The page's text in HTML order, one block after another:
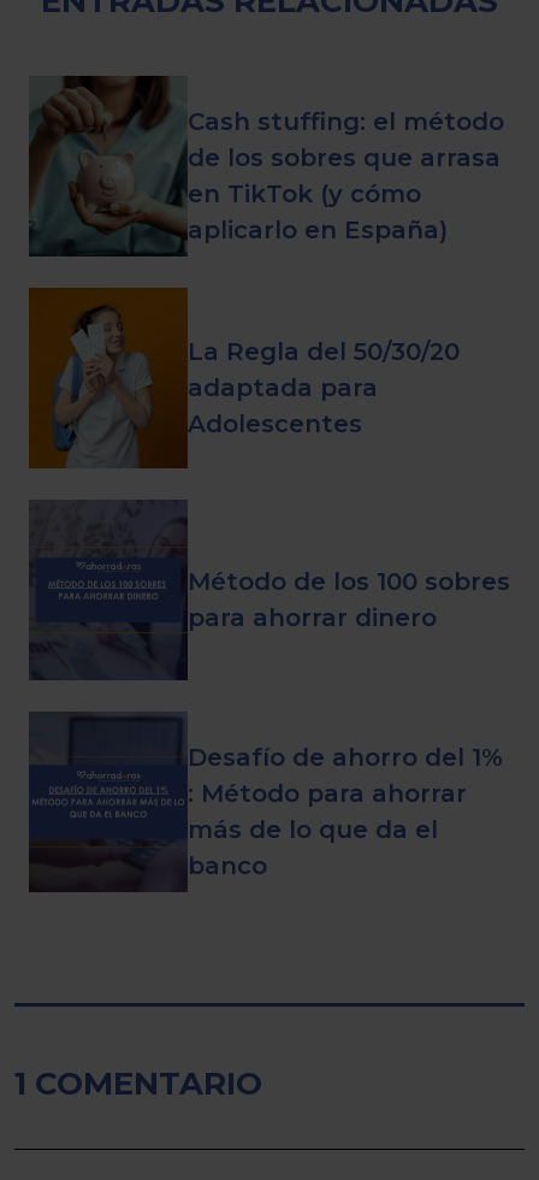
Cash stuffing: el método
de los sobres que arrasa
en TikTok (y cómo
aplicarlo en España)
La Regla del 50/30/20
adaptada para
Adolescentes
Método de los 100 sobres
para ahorrar dinero
Desafío de ahorro del 1%
: Método para ahorrar
más de lo que da el
banco
1 COMENTARIO